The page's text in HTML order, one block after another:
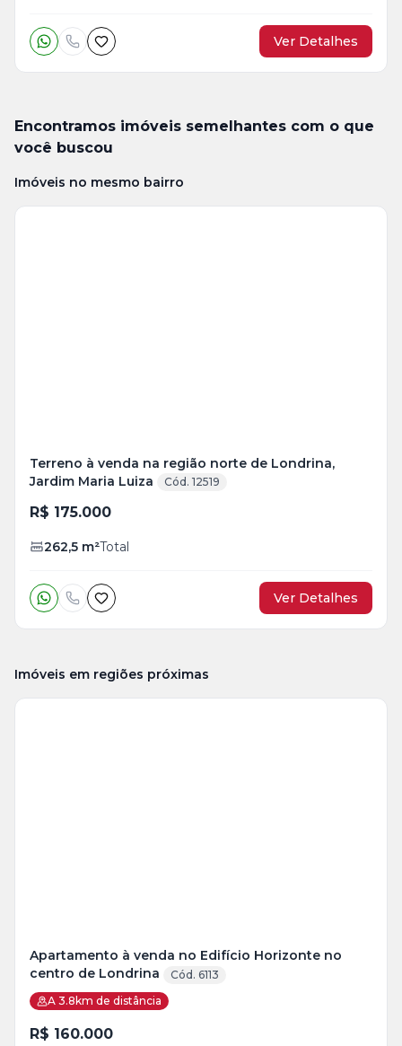
Ver Detalhes
Encontramos imóveis semelhantes com o que
você buscou
Imóveis no mesmo bairro
Terreno à venda na região norte de Londrina,
Jardim Maria Luiza
Cód. 12519
R$ 175.000
262,5 m²Total
Ver Detalhes
Imóveis em regiões próximas
Apartamento à venda no Edifício Horizonte no
centro de Londrina
Cód. 6113
A 3.8km de distância
R$ 160.000